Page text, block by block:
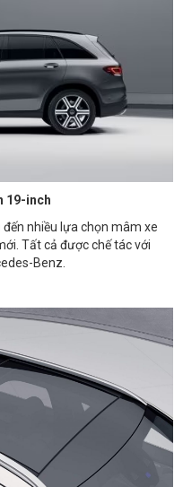
19-inch
nhiều lựa chọn mâm xe
Tất cả được chế tác với
Benz.